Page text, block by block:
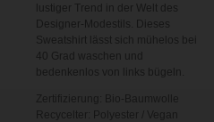
lustiger Trend in der Welt des
Designer-Modestils. Dieses
Sweatshirt lässt sich mühelos bei
40 Grad waschen und
bedenkenlos von links bügeln.
Zertifizierung: Bio-Baumwolle
Recycelter: Polyester / Vegan